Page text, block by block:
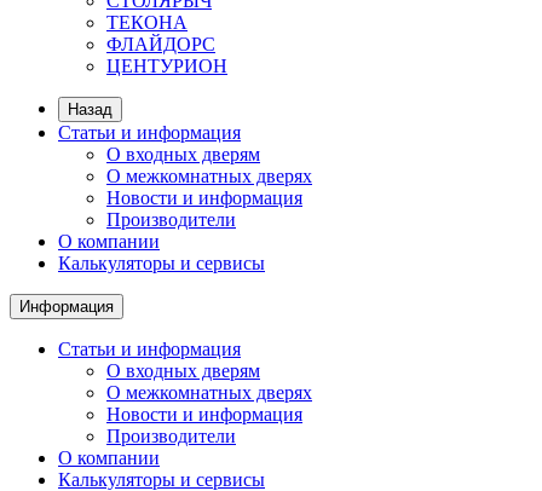
ТЕКОНА
ФЛАЙДОРС
ЦЕНТУРИОН
Назад
Статьи и информация
О входных дверям
О межкомнатных дверях
Новости и информация
Производители
О компании
Калькуляторы и сервисы
Информация
Статьи и информация
О входных дверям
О межкомнатных дверях
Новости и информация
Производители
О компании
Калькуляторы и сервисы